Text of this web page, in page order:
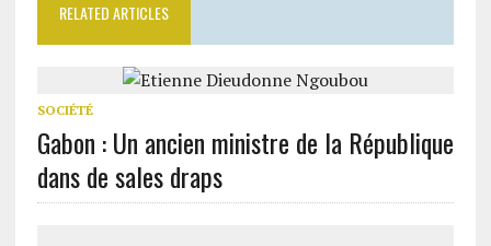
RELATED ARTICLES
SOCIÉTÉ
Gabon : Un ancien ministre de la République
dans de sales draps